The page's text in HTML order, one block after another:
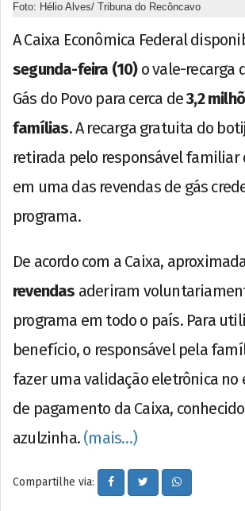
Foto: Hélio Alves/ Tribuna do Recôncavo
A Caixa Econômica Federal
segunda-feira (10)o vale-recarga
Gás do Povo para cerca de3,2
famílias. A recarga gratuita do
retirada pelo responsável
em uma das revendas de gás
programa.
De acordo com a Caixa,
revendas aderiram
programa em todo o país. Para
benefício, o responsável pela
fazer uma validação eletrônica
de pagamento da Caixa,
azulzinha. (mais…)
Compartilhe via: